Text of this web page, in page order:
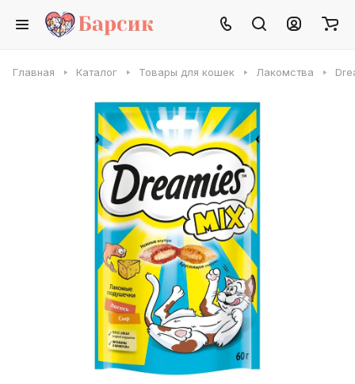
Главная Каталог Товары для кошек Лакомства